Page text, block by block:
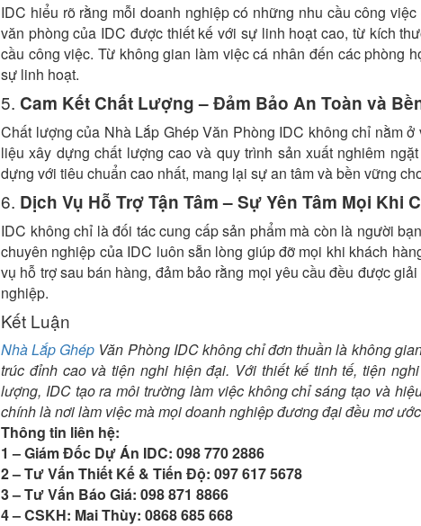
IDC hiểu rõ rằng mỗi doanh nghiệp có những nhu cầu công
văn phòng của IDC được thiết kế với sự linh hoạt cao, từ kích
cầu công việc. Từ không gian làm việc cá nhân đến các phòng
sự linh hoạt.
5. Cam Kết Chất Lượng – Đảm Bảo An Toàn và
Chất lượng của Nhà Lắp Ghép Văn Phòng IDC không chỉ nằm
liệu xây dựng chất lượng cao và quy trình sản xuất nghiêm
dựng với tiêu chuẩn cao nhất, mang lại sự an tâm và bền vững
6. Dịch Vụ Hỗ Trợ Tận Tâm – Sự Yên Tâm Mọi Khi
IDC không chỉ là đối tác cung cấp sản phẩm mà còn là người
chuyên nghiệp của IDC luôn sẵn lòng giúp đỡ mọi khi khách
vụ hỗ trợ sau bán hàng, đảm bảo rằng mọi yêu cầu đều được
nghiệp.
Kết Luận
Nhà Lắp Ghép Văn Phòng IDC không chỉ đơn thuần là không
trúc đỉnh cao và tiện nghi hiện đại. Với thiết kế tinh tế, tiện
lượng, IDC tạo ra môi trường làm việc không chỉ sáng tạo và
chính là nơi làm việc mà mọi doanh nghiệp đương đại đều mơ
Thông tin liên hệ:
1 – Giám Đốc Dự Án IDC: 098 770 2886
2 – Tư Vấn Thiết Kế & Tiến Độ: 097 617 5678
3 – Tư Vấn Báo Giá: 098 871 8866
4 – CSKH: Mai Thùy: 0868 685 668